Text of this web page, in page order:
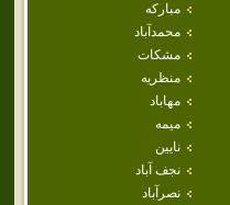
مباركه
محمدآباد
مشكات
منظريه
مهاباد
ميمه
نايين
نجف آباد
نصرآباد